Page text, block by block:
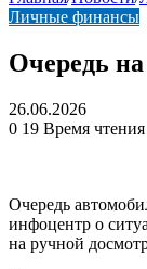
Личные финансы
Очередь
26.06.2026
0 19 Время
Очередь
инфоцентр о
на ручной